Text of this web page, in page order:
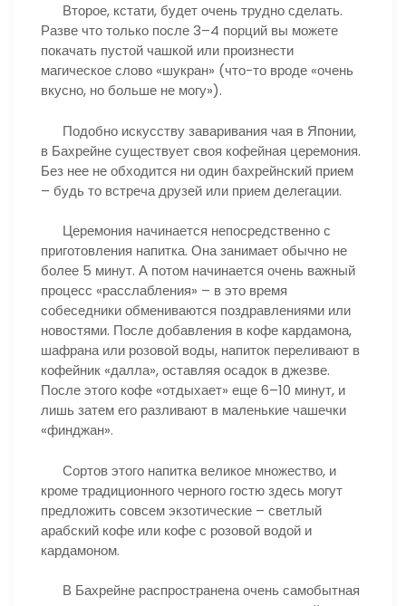
Второе, кстати, будет очень трудно сделать.
Разве что только после 3–4 порций вы можете
покачать пустой чашкой или произнести
магическое слово «шукран» (что-то вроде «очень
вкусно, но больше не могу»).
Подобно искусству заваривания чая в Японии,
в Бахрейне существует своя кофейная церемония.
Без нее не обходится ни один бахрейнский прием
– будь то встреча друзей или прием делегации.
Церемония начинается непосредственно с
приготовления напитка. Она занимает обычно не
более 5 минут. А потом начинается очень важный
процесс «расслабления» – в это время
собеседники обмениваются поздравлениями или
новостями. После добавления в кофе кардамона,
шафрана или розовой воды, напиток переливают в
кофейник «далла», оставляя осадок в джезве.
После этого кофе «отдыхает» еще 6–10 минут, и
лишь затем его разливают в маленькие чашечки
«финджан».
Сортов этого напитка великое множество, и
кроме традиционного черного гостю здесь могут
предложить совсем экзотические – светлый
арабский кофе или кофе с розовой водой и
кардамоном.
В Бахрейне распространена очень самобытная